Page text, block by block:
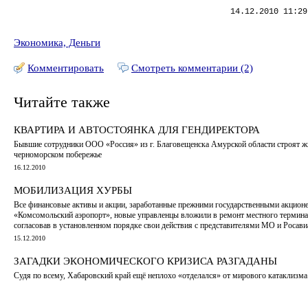
14.12.2010
Экономика, Деньги
Комментировать Смотреть комментарии (2)
Читайте также
КВАРТИРА И АВТОСТОЯНКА ДЛЯ ГЕНДИРЕКТОРА
Бывшие сотрудники ООО «Россия» из г. Благовещенска Амурской области строят
черноморском побережье
16.12.2010
МОБИЛИЗАЦИЯ ХУРБЫ
Все финансовые активы и акции, заработанные прежними государственными
«Комсомольский аэропорт», новые управленцы вложили в ремонт местного
согласовав в установленном порядке свои действия с представителями МО и
15.12.2010
ЗАГАДКИ ЭКОНОМИЧЕСКОГО КРИЗИСА РАЗГАДАНЫ
Судя по всему, Хабаровский край ещё неплохо «отделался» от мирового катаклизма